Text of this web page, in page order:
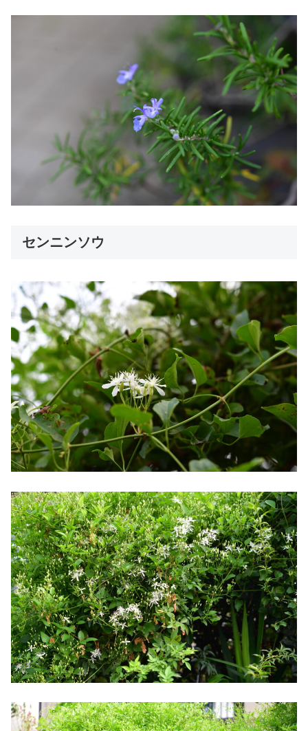
センニンソウ